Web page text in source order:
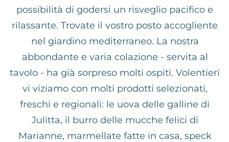
possibilità di godersi un risveglio pacifico e
rilassante. Trovate il vostro posto accogliente
nel giardino mediterraneo. La nostra
abbondante e varia colazione - servita al
tavolo - ha già sorpreso molti ospiti. Volentieri
vi viziamo con molti prodotti selezionati,
freschi e regionali: le uova delle galline di
Julitta, il burro delle mucche felici di
Marianne, marmellate fatte in casa, speck